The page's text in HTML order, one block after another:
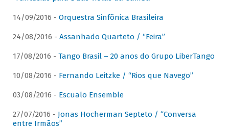
14/09/2016 - Orquestra Sinfônica Brasileira
24/08/2016 - Assanhado Quarteto / “Feira”
17/08/2016 - Tango Brasil – 20 anos do Grupo LiberTango
10/08/2016 - Fernando Leitzke / “Rios que Navego”
03/08/2016 - Escualo Ensemble
27/07/2016 - Jonas Hocherman Septeto / “Conversa
entre Irmãos”